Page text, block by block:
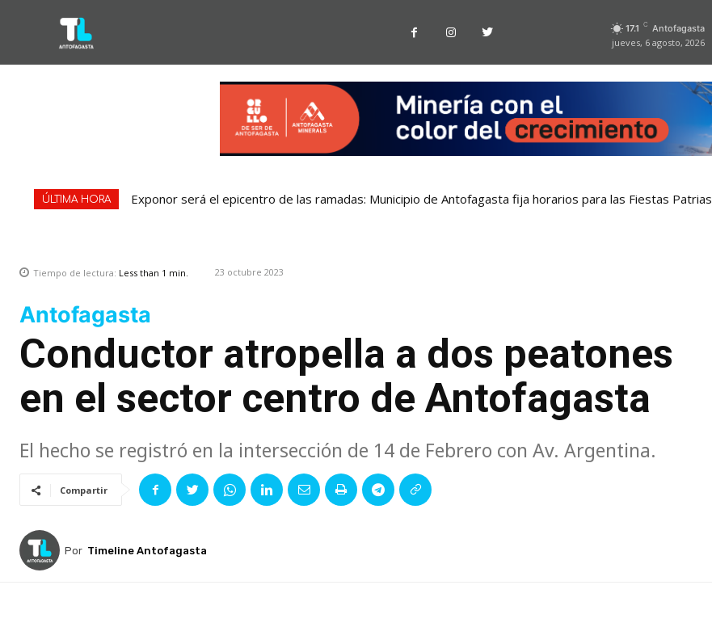
17.1 C Antofagasta
jueves, 6 agosto, 2026
ÚLTIMA HORA Exponor será el epicentro de las ramadas: Municipio de Antofagasta fija horarios para las Fiestas Patrias
Tiempo de lectura: Less than 1 min. 23 octubre 2023
Antofagasta
Conductor atropella a dos peatones
en el sector centro de Antofagasta
El hecho se registró en la intersección de 14 de Febrero con Av. Argentina.
Compartir
Por Timeline Antofagasta